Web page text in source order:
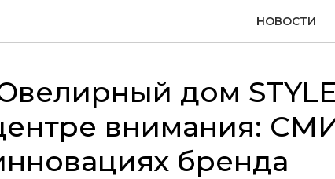
НОВОСТИ
дом
внимания:
бренда